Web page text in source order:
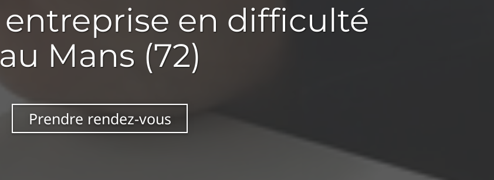
entreprise en difficulté
au Mans (72)
Prendre rendez-vous